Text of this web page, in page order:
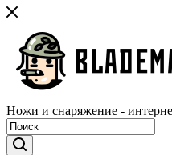
Ножи и снаряжение -